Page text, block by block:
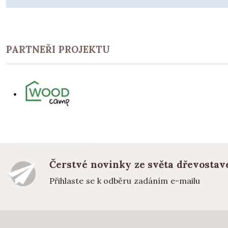
PARTNEŘI PROJEKTU
Čerstvé novinky ze světa
Přihlaste se k odběru zadáním e-mailu